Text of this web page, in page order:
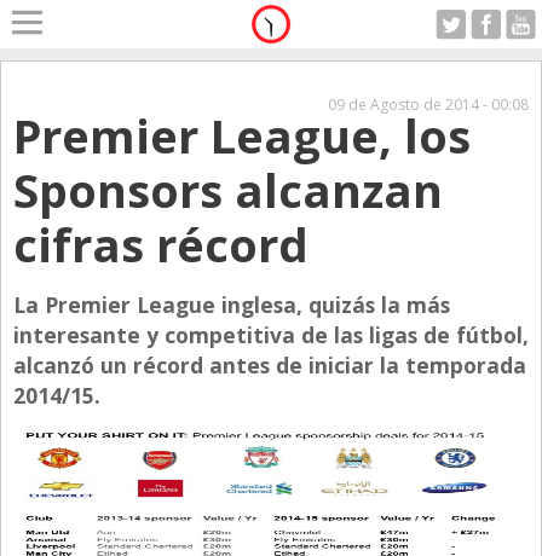
Home
Alerta
Anticipo
Campo
Club House
Coleccionistas
Con Estilo
De Bolsillo
Diarios de Argentina
Diarios del Mundo
Jueves 06.08.2026
09 de Agosto de 2014 - 00:08
Premier League, los
Sponsors alcanzan
cifras récord
La Premier League inglesa, quizás la más
interesante y competitiva de las ligas de fútbol,
alcanzó un récord antes de iniciar la temporada
2014/15.